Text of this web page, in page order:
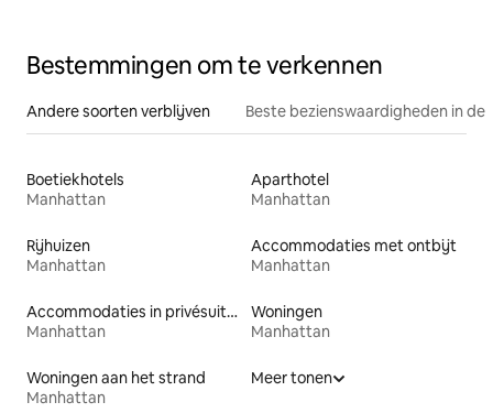
Bestemmingen om te verkennen
Andere soorten verblijven Beste bezienswaardigheden in de
Boetiekhotels
Manhattan
Aparthotel
Manhattan
Rijhuizen
Manhattan
Accommodaties met ontbijt
Manhattan
Accommodaties in privésuites
Manhattan
Woningen
Manhattan
Woningen aan het strand
Manhattan
Meer tonen